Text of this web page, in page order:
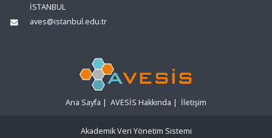
İSTANBUL
aves@istanbul.edu.tr
Ana Sayfa | AVESİS Hakkında | İletişim
Akademik Veri Yönetim Sistemi